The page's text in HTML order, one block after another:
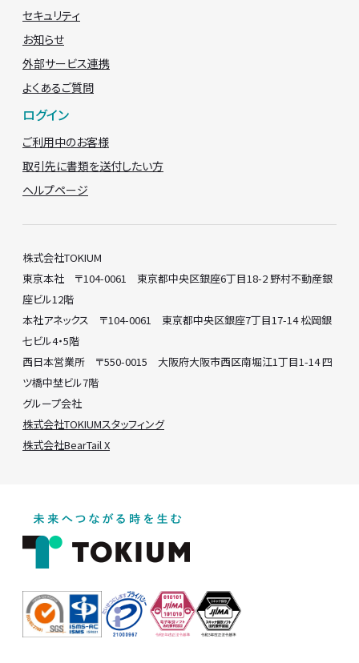
セキュリティ
お知らせ
外部サービス連携
よくあるご質問
ログイン
ご利用中のお客様
取引先に書類を送付したい方
ヘルプページ
株式会社TOKIUM
東京本社 〒104-0061 東京都中央区銀座6丁目18-2 野村不動産銀
座ビル12階
本社アネックス 〒104-0061 東京都中央区銀座7丁目17-14 松岡銀
七ビル4・5階
西日本営業所 〒550-0015 大阪府大阪市西区南堀江1丁目1-14 四
ツ橋中埜ビル7階
グループ会社
株式会社TOKIUMスタッフィング
株式会社BearTail X